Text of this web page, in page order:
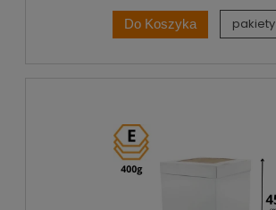
Do Koszyka pakiety